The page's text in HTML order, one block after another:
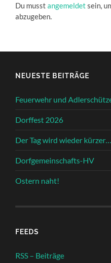
Du musstangemeldet sein,
abzugeben.
NEUESTE BEITRÄGE
Feuerwehr und
Dorffest 2026
Der Tag wird wieder kürzer…
Dorfgemeinschafts-HV
Ostern naht!
FEEDS
RSS – Beiträge